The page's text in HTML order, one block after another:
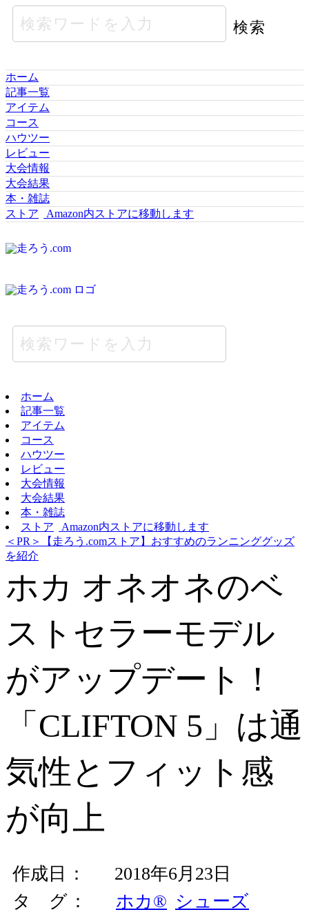
ホーム
記事一覧
アイテム
コース
ハウツー
レビュー
大会情報
大会結果
本・雑誌
ストア
Amazon内ストアに移動します
ホーム
記事一覧
アイテム
コース
ハウツー
レビュー
大会情報
大会結果
本・雑誌
ストア
Amazon内ストアに移動します
＜PR＞【走ろう.comストア】おすすめのランニンググッズ
を紹介
ホカ オネオネのベ
ストセラーモデル
がアップデート！
「CLIFTON 5」は通
気性とフィット感
が向上
作成日
2018年6月23日
タ グ
ホカ® シューズ